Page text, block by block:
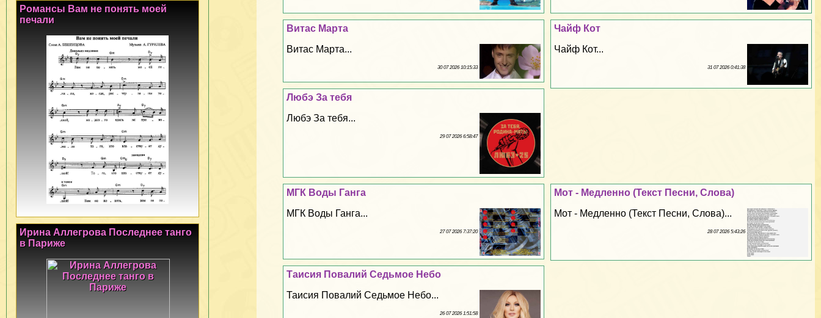
Чайф Кот
Чайф Кот...
31 07 2026 0:41:38
Витас Марта
Витас Марта...
30 07 2026 10:15:33
Любэ За тебя
Любэ За тебя...
29 07 2026 6:58:47
Мот - Медленно (Текст Песни, Слова)
Мот - Медленно (Текст Песни, Слова)...
28 07 2026 5:43:26
МГК Воды Ганга
МГК Воды Ганга...
27 07 2026 7:37:20
Таисия Повалий Седьмое Небо
Таисия Повалий Седьмое Небо...
26 07 2026 1:51:58
Романсы Вам не понять моей
печали
Ирина Аллегрова Последнее танго
в Париже